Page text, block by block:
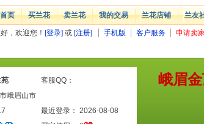
首页 买兰花 卖兰花 我的交易 兰花店铺 兰友
，欢迎您！ [登录] 或 [注册] 手机版 客户服务 申请卖家
峨眉
客服QQ：
峨眉山市
最近登录： 2026-08-08